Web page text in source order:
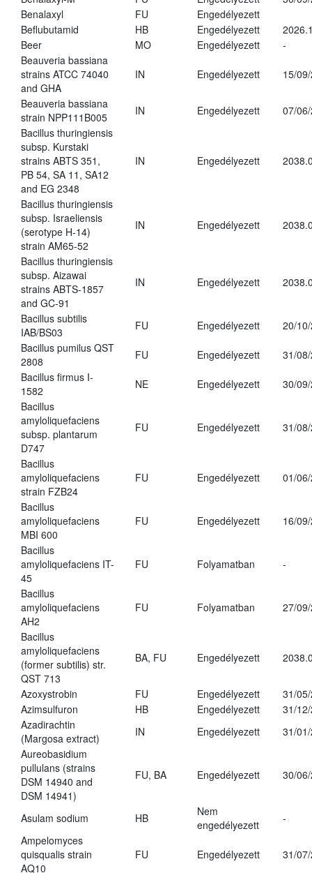
Benalaxyl
FU
Engedélyezett
Beflubutamid
HB Engedélyezett
Beer
MO Engedélyezett
-
Beauveria bassiana
strains ATCC 74040
and GHA
IN Engedélyezett 15/
Beauveria bassiana
strain NPP111B005
IN Engedélyezett
07/
Bacillus thuringiensis
subsp. Kurstaki
strains ABTS 351,
PB 54, SA 11, SA12
and EG 2348
IN Engedélyezett
Bacillus thuringiensis
subsp. Israeliensis
(serotype H-14)
strain AM65-52
IN Engedélyezett
Bacillus thuringiensis
subsp. Aizawai
strains ABTS-1857
and GC-91
IN Engedélyezett
Bacillus subtilis
IAB/BS03
FU Engedélyezett
20/
Bacillus pumilus QST
2808
FU Engedélyezett
31/
Bacillus firmus I-
1582
NE Engedélyezett
30/
Bacillus
amyloliquefaciens
subsp. plantarum
D747
FU Engedélyezett 31/
Bacillus
amyloliquefaciens
strain FZB24
FU Engedélyezett 01/
Bacillus
amyloliquefaciens
MBI 600
FU Engedélyezett 16/
Bacillus
amyloliquefaciens IT-
45
FU Folyamatban -
Bacillus
amyloliquefaciens
AH2
FU Folyamatban 27/
Bacillus
amyloliquefaciens
(former subtilis) str.
QST 713
BA, FU Engedélyezett
Azoxystrobin FU Engedélyezett
31/
Azimsulfuron
HB Engedélyezett
31/
Azadirachtin
(Margosa extract)
IN Engedélyezett
31/
Aureobasidium
pullulans (strains
DSM 14940 and
DSM 14941)
FU, BA Engedélyezett 30/
Asulam sodium HB
Nem
engedélyezett
-
Ampelomyces
quisqualis strain
AQ10
FU Engedélyezett 31/